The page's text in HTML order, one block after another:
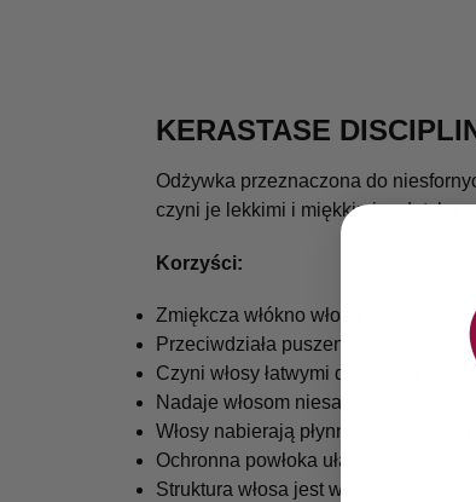
KERASTASE
Odżywka przeznaczona do
czyni je lekkimi i miękkimi w dotyku.
Korzyści:
Zmiękcza włókno włosa
Przeciwdziała puszeniu się włosów
Czyni włosy łatwymi do ułożenia
Nadaje włosom niesamowitej lekkości
Włosy nabierają płynności i dyscypliny
Ochronna powłoka ułatwia suszenie
Struktura włosa jest wygładzona